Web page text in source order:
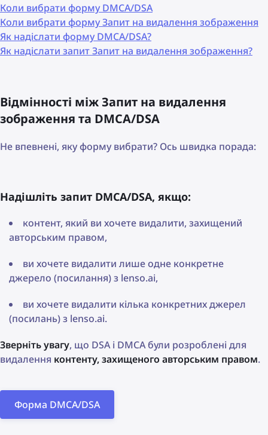
Коли вибрати форму DMCA/DSA
Коли вибрати форму Запит на видалення зображення
Як надіслати форму DMCA/DSA?
Як надіслати запит Запит на видалення зображення?
Відмінності між Запит на видалення
зображення та DMCA/DSA
Не впевнені, яку форму вибрати? Ось швидка порада:
Надішліть запит DMCA/DSA, якщо:
контент, який ви хочете видалити, захищений
авторським правом,
ви хочете видалити лише одне конкретне
джерело (посилання) з lenso.ai,
ви хочете видалити кілька конкретних джерел
(посилань) з lenso.ai.
Зверніть увагу, що DSA і DMCA були розроблені для
видалення контенту, захищеного авторським правом.
Форма DMCA/DSA